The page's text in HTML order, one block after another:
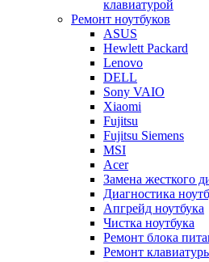
клавиатурой
Ремонт ноутбуков
ASUS
Hewlett Packard
Lenovo
DELL
Sony VAIO
Xiaomi
Fujitsu
Fujitsu Siemens
MSI
Acer
Замена жесткого
Диагностика
Апгрейд ноутбука
Чистка ноутбука
Ремонт блока
Ремонт